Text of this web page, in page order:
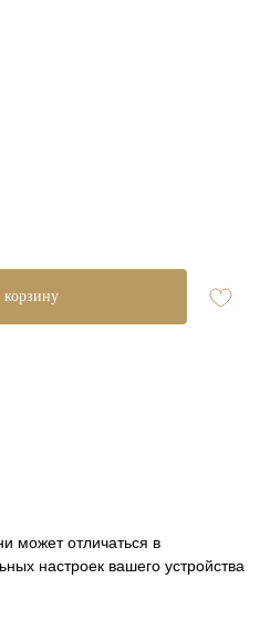
может отличаться в
настроек вашего устройства